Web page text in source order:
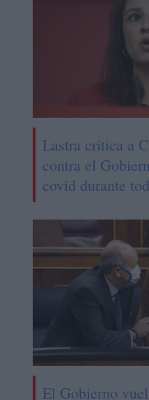
Lastra critica a
contra el
covid durante
El Gobierno